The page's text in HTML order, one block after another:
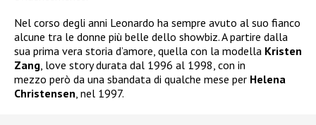
Nel corso degli anni Leonardo ha sempre avuto al suo fianco
alcune tra le donne più belle dello showbiz. A partire dalla
sua prima vera storia d’amore, quella con la modella Kristen
Zang , love story durata dal 1996 al 1998, con in
mezzo però da una sbandata di qualche mese per Helena
Christensen , nel 1997.